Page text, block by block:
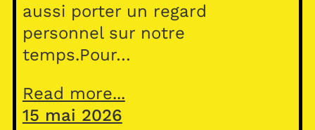
aussi porter un regard
personnel sur notre
temps.Pour…
Read more...
15 mai 2026